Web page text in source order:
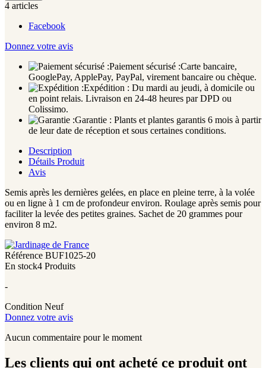
4 articles
Facebook
Donnez votre avis
Paiement sécurisé :Carte bancaire,
GooglePay, ApplePay, PayPal, virement bancaire ou chèque.
Expédition : Du mardi au jeudi, à domicile ou
en point relais. Livraison en 24-48 heures par DPD ou
Colissimo.
Garantie : Plants et plantes garantis 6 mois à partir
de leur date de réception et sous certaines conditions.
Description
Détails Produit
Avis
Semis après les dernières gelées, en place en pleine terre, à la volée
ou en ligne à 1 cm de profondeur environ. Roulage après semis pour
faciliter la levée des petites graines. Sachet de 20 grammes pour
environ 8 m2.
Référence BUF1025-20
En stock4 Produits
-
Condition Neuf
Donnez votre avis
Aucun commentaire pour le moment
Les clients qui ont acheté ce produit ont